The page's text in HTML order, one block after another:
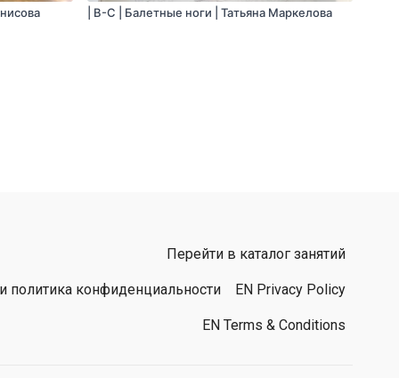
| B-С | Балетные ноги | Татьяна Маркелова
Перейти в каталог занятий
политика конфиденциальности EN Privacy Policy
EN Terms & Conditions